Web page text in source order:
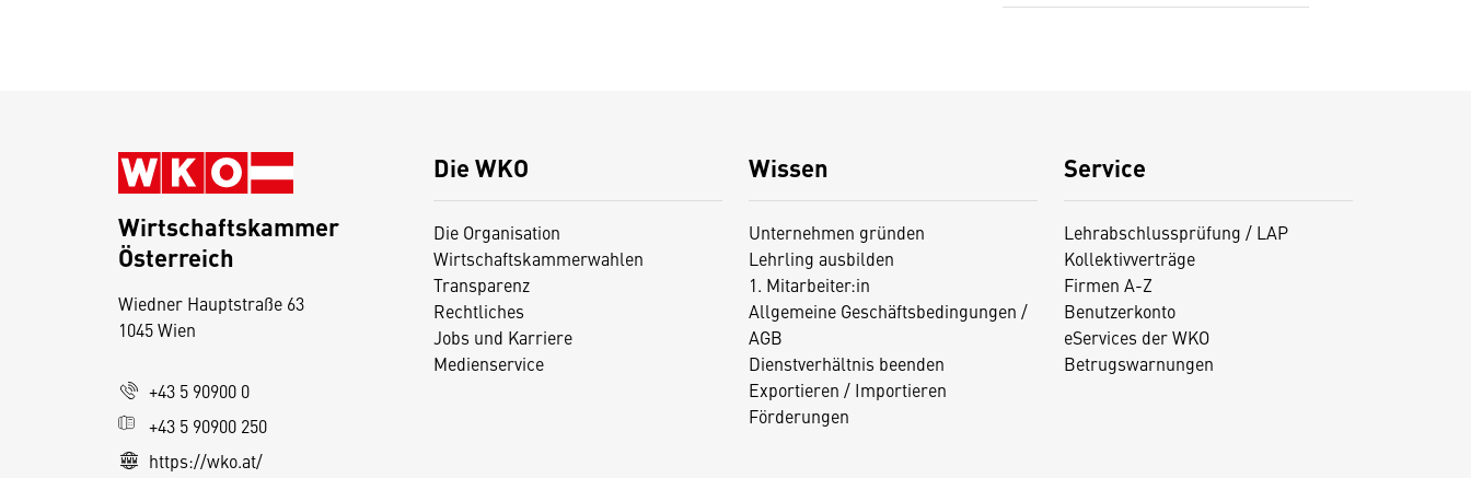
Die WKO
Die Organisation
Wirtschaftskammerwahlen
Transparenz
Rechtliches
Jobs und Karriere
Medienservice
Wissen
Unternehmen gründen
Lehrling ausbilden
1. Mitarbeiter:in
Allgemeine Geschäftsbedingungen /
AGB
Dienstverhältnis beenden
Exportieren / Importieren
Förderungen
Service
Lehrabschlussprüfung / LAP
Kollektivverträge
Firmen A-Z
Benutzerkonto
eServices der WKO
Betrugswarnungen
Wirtschaftskammer
Österreich
Wiedner Hauptstraße 63
1045 Wien
+43 5 90900 0
+43 5 90900 250
https://wko.at/